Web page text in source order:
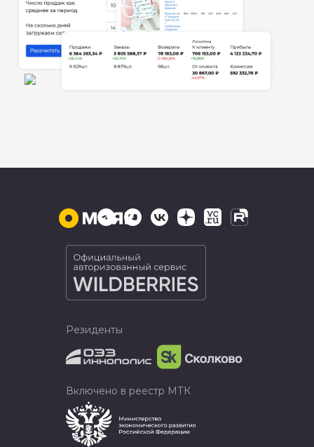
Резиденты
Включено в реестр МТК